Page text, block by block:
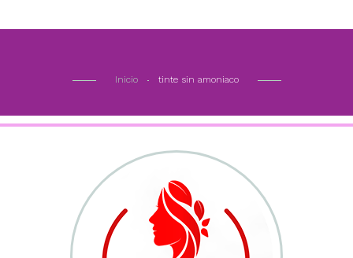
Inicio tinte sin amoniaco